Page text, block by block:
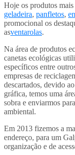
Hoje os produtos
geladeira, panfletos,
promocional os
asventarolas.
Na área de produtos
canetas ecológicas
específicos entre
empresas de
descartados, devido
gráfica, temos uma
sobra e enviarmos
ambiental.
Em 2013 fizemos a
endereço, para um
organização e de